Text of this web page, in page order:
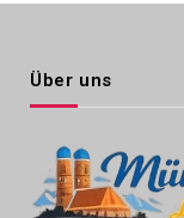
Über uns